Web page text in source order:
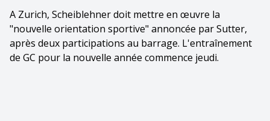
A Zurich, Scheiblehner doit mettre en œuvre la
"nouvelle orientation sportive" annoncée par Sutter,
après deux participations au barrage. L'entraînement
de GC pour la nouvelle année commence jeudi.